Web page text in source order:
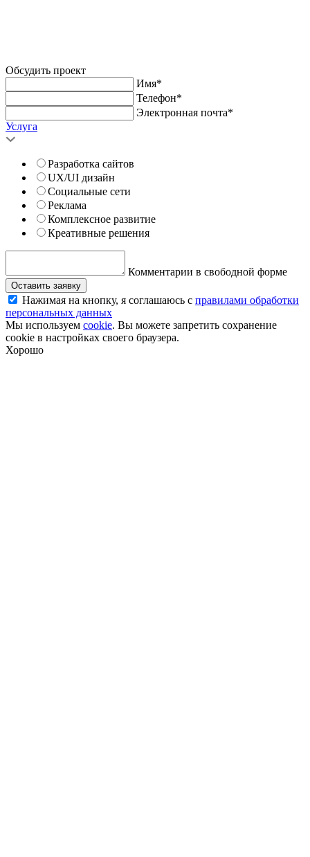
Обсудить проект
Имя*
Телефон*
Электронная почта*
Услуга
Разработка сайтов
UX/UI дизайн
Социальные сети
Реклама
Комплексное развитие
Креативные решения
Комментарии в свободной форме
Оставить заявку
Нажимая на кнопку, я соглашаюсь с правилами обработки
персональных данных
Мы используем cookie. Вы можете запретить сохранение
cookie в настройках своего браузера.
Хорошо